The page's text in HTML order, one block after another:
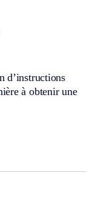
d’instructions
à obtenir une